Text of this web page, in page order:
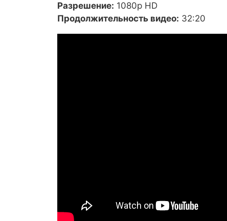
Разрешение: 1080p HD
Продолжительность видео: 32:20